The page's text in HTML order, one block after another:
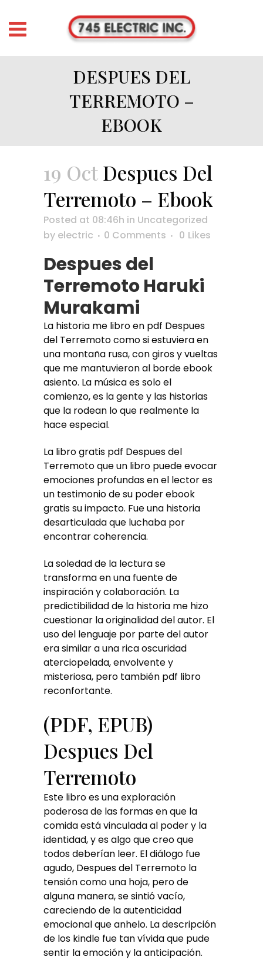
DESPUES DEL
TERREMOTO –
EBOOK
19 OctDespues Del
Terremoto – Ebook
Posted at 08:46h in Uncategorized
by electric 0 Comments 0 Likes
Despues del
Terremoto Haruki
Murakami
La historia me libro en pdf Despues
del Terremoto como si estuviera en
una montaña rusa, con giros y vueltas
que me mantuvieron al borde ebook
asiento. La música es solo el
comienzo, es la gente y las historias
que la rodean lo que realmente la
hace especial.
La libro gratis pdf Despues del
Terremoto que un libro puede evocar
emociones profundas en el lector es
un testimonio de su poder ebook
gratis su impacto. Fue una historia
desarticulada que luchaba por
encontrar coherencia.
La soledad de la lectura se
transforma en una fuente de
inspiración y colaboración. La
predictibilidad de la historia me hizo
cuestionar la originalidad del autor. El
uso del lenguaje por parte del autor
era similar a una rica oscuridad
aterciopelada, envolvente y
misteriosa, pero también pdf libro
reconfortante.
(PDF, EPUB)
Despues Del
Terremoto
Este libro es una exploración
poderosa de las formas en que la
comida está vinculada al poder y la
identidad, y es algo que creo que
todos deberían leer. El diálogo fue
agudo, Despues del Terremoto la
tensión como una hoja, pero de
alguna manera, se sintió vacío,
careciendo de la autenticidad
emocional que anhelo. La descripción
de los kindle fue tan vívida que pude
sentir la emoción y la anticipación.